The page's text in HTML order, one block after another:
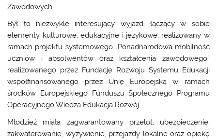
Zawodowych.
Był to niezwykle interesujący wyjazd, łączący w sobie
elementy kulturowe, edukacyjne i językowe, realizowany w
ramach projektu systemowego „Ponadnarodowa mobilność
uczniów i absolwentów oraz kształcenia zawodowego”
realizowanego przez Fundację Rozwoju Systemu Edukacji
współfinansowanego przez Unię Europejską w ramach
środków Europejskiego Funduszu Społecznego Programu
Operacyjnego Wiedza Edukacja Rozwój.
Młodzież miała zagwarantowany przelot, ubezpieczenie,
zakwaterowanie, wyżywienie, przejazdy lokalne oraz opiekę